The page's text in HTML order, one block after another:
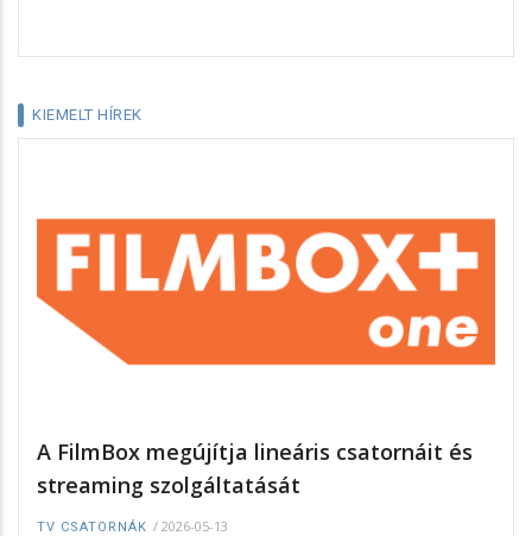
KIEMELT HÍREK
A FilmBox megújítja lineáris csatornáit és
streaming szolgáltatását
TV CSATORNÁK / 2026-05-13